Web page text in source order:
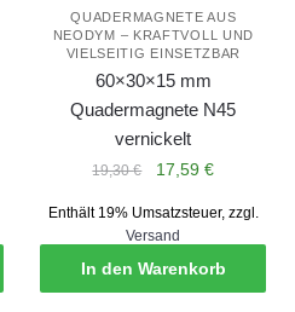
QUADERMAGNETE AUS
NEODYM – KRAFTVOLL UND
VIELSEITIG EINSETZBAR
60×30×15 mm
Quadermagnete N45
vernickelt
19,30€
Ursprünglicher
war:
19,30 €
17,59€Aktueller
ist:
17,59 €.
Enthält 19% Umsatzsteuer, zzgl.
Versand
In den Warenkorb